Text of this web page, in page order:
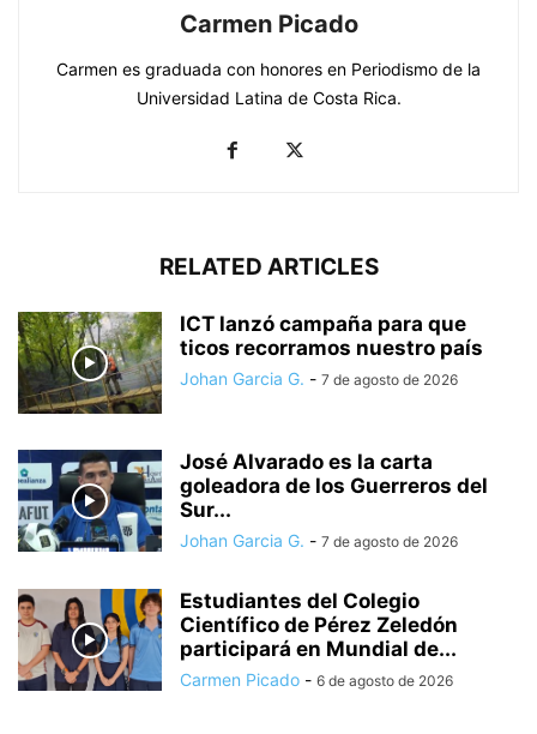
Carmen Picado
Carmen es graduada con honores en Periodismo de la
Universidad Latina de Costa Rica.
RELATED ARTICLES
ICT lanzó campaña para que
ticos recorramos nuestro país
Johan Garcia G. - 7 de agosto de 2026
José Alvarado es la carta
goleadora de los Guerreros del
Sur...
Johan Garcia G. - 7 de agosto de 2026
Estudiantes del Colegio
Científico de Pérez Zeledón
participará en Mundial de...
Carmen Picado - 6 de agosto de 2026